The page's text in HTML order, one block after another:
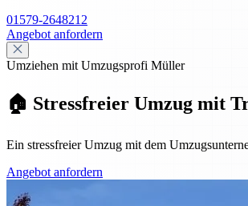
01579-2648212
Angebot anfordern
Umziehen mit Umzugsprofi Müller
🏠 Stressfreier Umzug mit
Ein stressfreier Umzug mit dem
Angebot anfordern